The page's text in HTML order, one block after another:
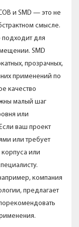
и SMD — это не
смысле.
подходит для
SMD
прозрачных,
применений по
качество
малый шаг
или
ваш проект
или требует
или
компания
предлагает